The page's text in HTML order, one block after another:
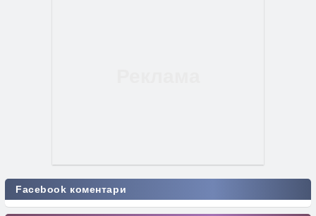
Facebook коментари